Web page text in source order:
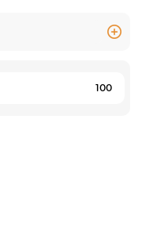
Quantity